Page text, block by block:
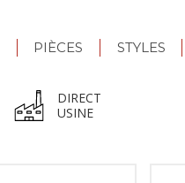
PIÈCES STYLES
DIRECT
USINE